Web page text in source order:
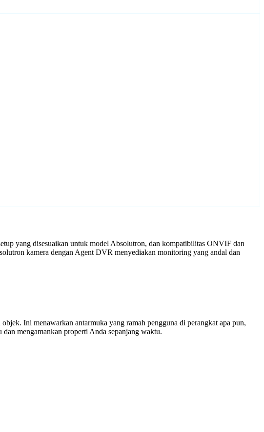
yang disesuaikan untuk model Absolutron, dan kompatibilitas ONVIF dan
kamera dengan Agent DVR menyediakan monitoring yang andal dan
Ini menawarkan antarmuka yang ramah pengguna di perangkat apa pun,
mengamankan properti Anda sepanjang waktu.